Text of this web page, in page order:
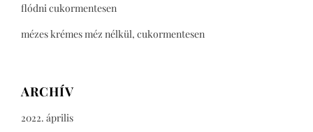
flódni cukormentesen
mézes krémes méz nélkül, cukormentesen
ARCHÍV
2022. április